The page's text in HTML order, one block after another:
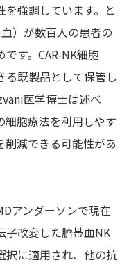
強調しています。と
）が数百人の患者の
す。CAR-NK細胞
る既製品として保管し
医学博士は述べ
細胞療法を利用しやす
削減できる可能性があ
アンダーソンで現在
子改変した臍帯血NK
択に適用され、他の抗